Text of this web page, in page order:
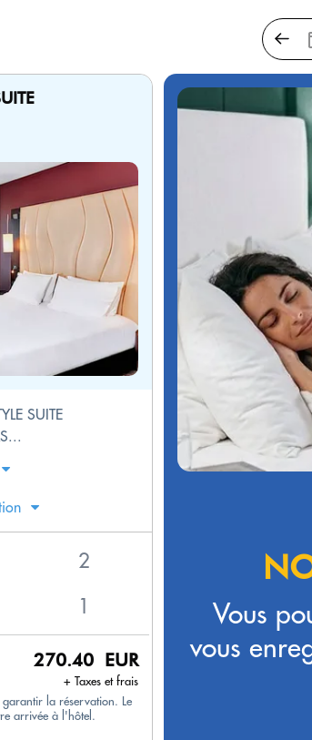
SUITE
270.40 EUR
+ Taxes et frais
la réservation. Le
arrivée à l'hôtel.
Vous
vous